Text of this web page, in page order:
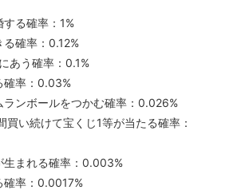
る確率：1%
確率：0.12%
あう確率：0.1%
確率：0.03%
ランボールをつかむ確率：0.026%
買い続けて宝くじ1等が当たる確率：
生まれる確率：0.003%
確率：0.0017%